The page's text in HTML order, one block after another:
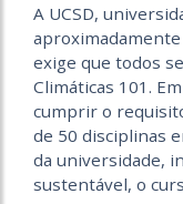
A UCSD,
aproximadamente
exige que todos
Climáticas 101.
cumprir o
de 50 disciplinas
da universidade,
sustentável, o